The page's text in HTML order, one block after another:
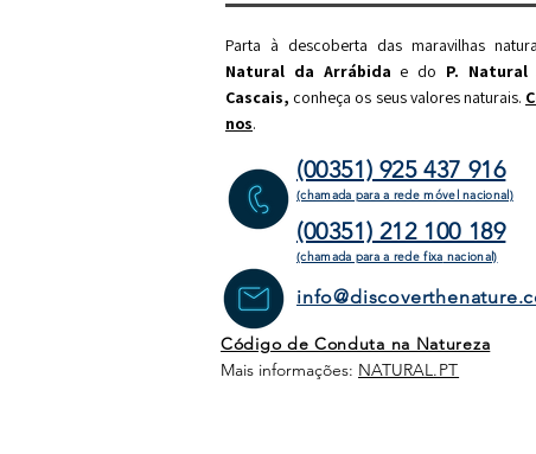
Parta à descoberta das maravilhas
Natural da Arrábida e do P.
Cascais, conheça os seus valores naturais.
nos.
(00351) 925 437 916
(chamada para a rede móvel nacional)
(00351) 212 100 189
(chamada para a rede fixa nacional)
Código de Conduta na Natureza
Mais informações: NATURAL.PT